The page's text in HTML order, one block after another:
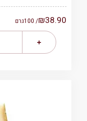
₪38.90
/ 100 גרם